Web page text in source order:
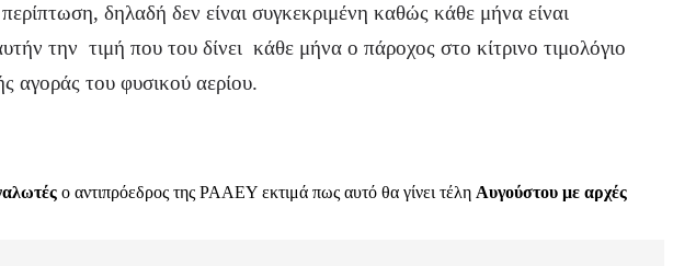
δηλαδή δεν είναι συγκεκριμένη καθώς κάθε μήνα είναι
την τιμή που του δίνει κάθε μήνα ο πάροχος στο κίτρινο τιμολόγιο
αγοράς του φυσικού αερίου.
ο αντιπρόεδρος της ΡΑΑΕΥ εκτιμά πως αυτό θα γίνει τέλη Αυγούστου με αρχές